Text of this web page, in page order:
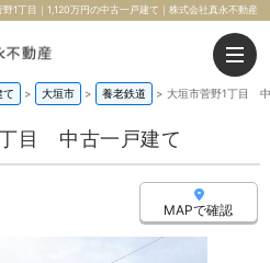
1丁目｜1,120万円の中古一戸建て｜株式会社真永不動産
て > 大垣市 > 養老鉄道 > 大垣市菅野1丁目
目 中古一戸建て
MAPで確認